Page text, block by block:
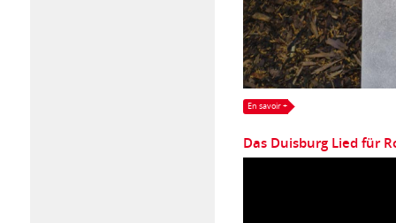
En savoir +
Das Duisburg Lied für